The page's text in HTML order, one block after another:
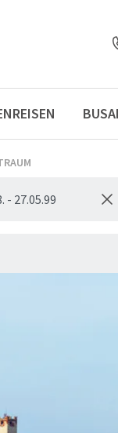
Öffnungszeiten